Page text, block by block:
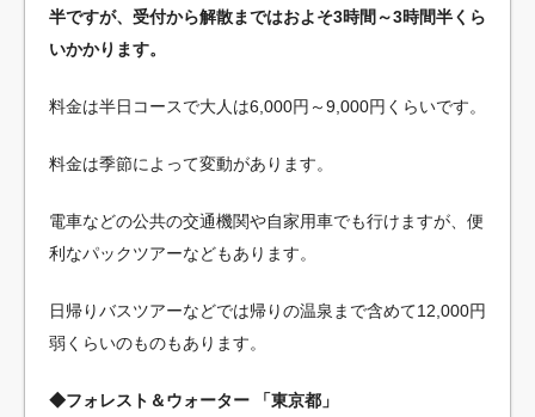
半ですが、受付から解散まではおよそ3時間～3時間半くら
いかかります。
料金は半日コースで大人は6,000円～9,000円くらいです。
料金は季節によって変動があります。
電車などの公共の交通機関や自家用車でも行けますが、便
利なパックツアーなどもあります。
日帰りバスツアーなどでは帰りの温泉まで含めて12,000円
弱くらいのものもあります。
◆フォレスト＆ウォーター 「東京都」